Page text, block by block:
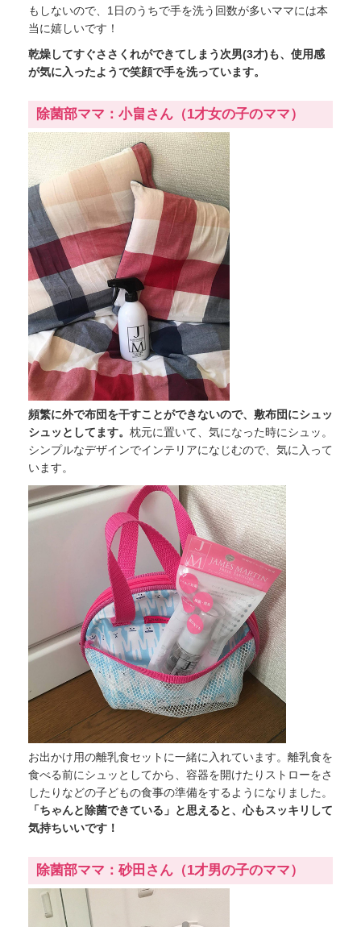
もしないので、1日のうちで手を洗う回数が多いママには本
当に嬉しいです！
乾燥してすぐささくれができてしまう次男(3才)も、使用感
が気に入ったようで笑顔で手を洗っています。
除菌部ママ：小畠さん（1才女の子のママ）
頻繁に外で布団を干すことができないので、敷布団にシュッ
シュッとしてます。 枕元に置いて、気になった時にシュッ。
シンプルなデザインでインテリアになじむので、気に入って
います。
お出かけ用の離乳食セットに一緒に入れています。離乳食を
食べる前にシュッとしてから、容器を開けたりストローをさ
したりなどの子どもの食事の準備をするようになりました。
「ちゃんと除菌できている」と思えると、心もスッキリして
気持ちいいです！
除菌部ママ：砂田さん（1才男の子のママ）